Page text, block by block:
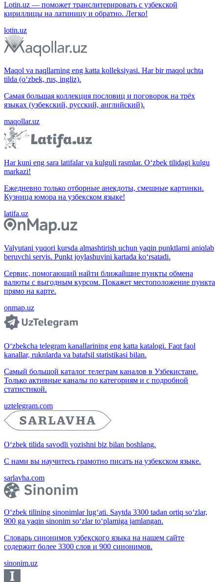
Lotin.uz — поможет транслитерировать с узбекской
кириллицы на латиницу и обратно. Легко!
lotin.uz
Maqol va naqllarning eng katta kolleksiyasi. Har bir maqol uchta
tilda (o‘zbek, rus, ingliz).
Самая большая коллекция пословиц и поговорок на трёх
языках (узбекский, русский, английский).
maqollar.uz
Har kuni eng sara latifalar va kulguli rasmlar. O‘zbek tilidagi kulgu
markazi!
Ежедневно только отборные анекдоты, смешные картинки.
Кузница юмора на узбекском языке!
latifa.uz
Valyutani yuqori kursda almashtirish uchun yaqin punktlarni aniqlab
beruvchi servis. Punkt joylashuvini kartada ko‘rsatadi.
Сервис, помогающий найти ближайшие пункты обмена
валюты с выгодным курсом. Покажет местоположение пункта
прямо на карте.
onmap.uz
O‘zbekcha telegram kanallarining eng katta katalogi. Faqt faol
kanallar, ruknlarda va batafsil statistikasi bilan.
Самый большой каталог телеграм каналов в Узбекистане.
Только активные каналы по категориям и с подробной
статистикой.
uztelegram.com
O‘zbek tilida savodli yozishni biz bilan boshlang.
С нами вы научитесь грамотно писать на узбекском языке.
sarlavha.com
O‘zbek tilining sinonimlar lug‘ati. Saytda 3300 tadan ortiq so‘zlar,
900 ga yaqin sinonim so‘zlar to‘plamiga jamlangan.
Словарь синонимов узбекского языка на нашем сайте
содержит более 3300 слов и 900 синонимов.
sinonim.uz